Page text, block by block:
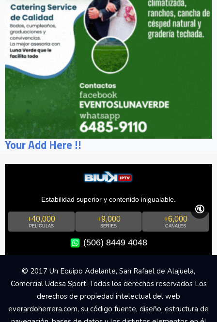
Your Add Here !!
Estabilidad superior y contenido inigualable.
+40,000
PELÍCULAS
+9,000
SERIES
+6,000
CANALES
(506) 8449 4048
🔇
© 2017 Un Equipo Adelante, San Rafael de Alajuela,
Comercial Udesa Sport. Todos los derechos reservados Los
derechos de propiedad intelectual del web
everardoherrera.com, su código fuente, diseño, estructura de